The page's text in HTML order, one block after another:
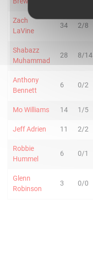
Zach
LaVine
34 2/8
Shabazz
Muhammad
28 8/14
Anthony
Bennett
6 0/2
Mo Williams 14 1/5
Jeff Adrien 11 2/2
Robbie
Hummel
6 0/1
Glenn
Robinson
3 0/0